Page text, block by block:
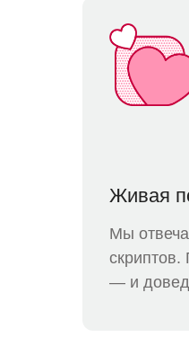
Живая
Мы
— и